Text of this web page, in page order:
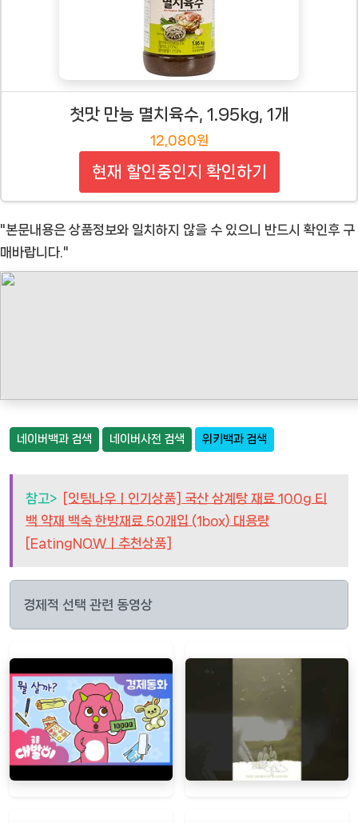
첫맛 만능 멸치육수, 1.95kg, 1개
12,080원
현재 할인중인지 확인하기
"본문내용은 상품정보와 일치하지 않을 수 있으니 반드시 확인후 구
매바랍니다."
네이버백과 검색 네이버사전 검색 위키백과 검색
참고> [잇팅나우ㅣ인기상품] 국산 삼계탕 재료 100g 티
백 약재 백숙 한방재료 50개입 (1box) 대용량
[EatingNOWㅣ추천상품]
경제적 선택 관련 동영상